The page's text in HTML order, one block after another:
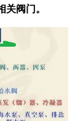
阀门。